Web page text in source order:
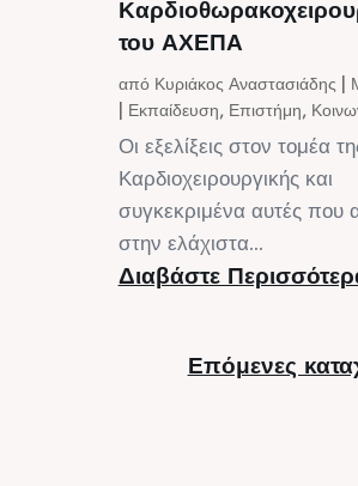
του ΑΧΕΠΑ
από Κυριάκος Αναστασιάδης|
Εκπαίδευση, Επιστήμη,
Οι εξελίξεις στον τομέα
Καρδιοχειρουργικής και
συγκεκριμένα αυτές που
στην ελάχιστα...
Διαβάστε
Επόμενες